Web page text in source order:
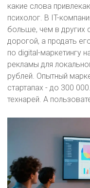
какие слова
психолог. В IT-
больше, чем в других
дорогой, а продать
по digital-маркетингу
рекламы для
рублей. Опытный
стартапах - до 300
технарей. А